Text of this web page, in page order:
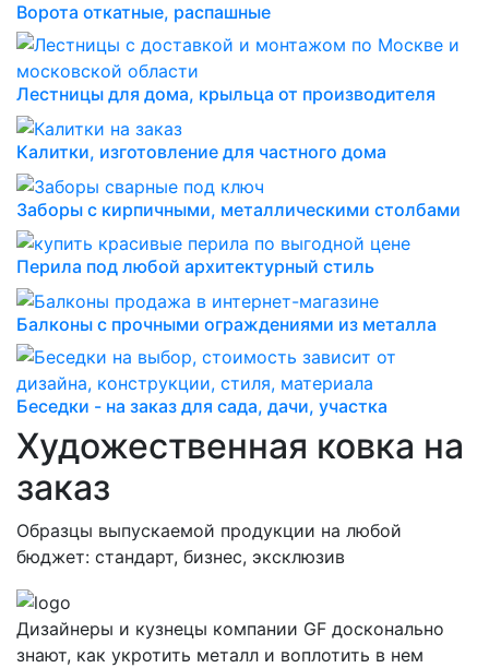
Ворота откатные, распашные
Лестницы для дома, крыльца от производителя
Калитки, изготовление для частного дома
Заборы с кирпичными, металлическими столбами
Перила под любой архитектурный стиль
Балконы с прочными ограждениями из металла
Беседки - на заказ для сада, дачи, участка
Художественная ковка на
заказ
Образцы выпускаемой продукции на любой
бюджет: стандарт, бизнес, эксклюзив
Дизайнеры и кузнецы компании GF досконально
знают, как укротить металл и воплотить в нем